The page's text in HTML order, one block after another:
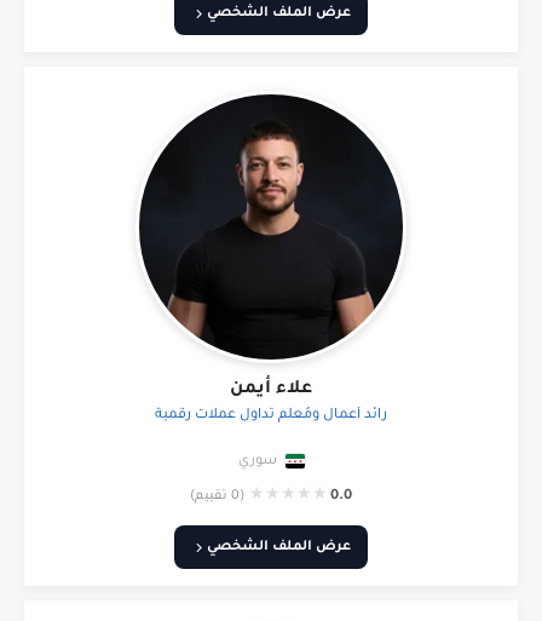
عرض الملف الشخصي
علاء أيمن
رائد أعمال ومُعلّم تداول عملات رقمية
سوري
0.0
★
★
★
★
★ (0 تقييم)
عرض الملف الشخصي